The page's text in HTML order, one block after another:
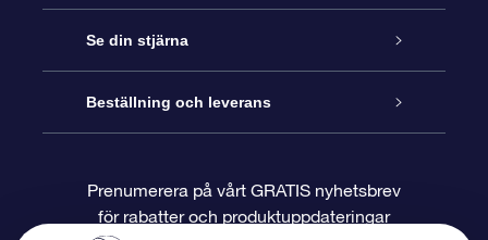
Kontakta oss
Blogg
Recensioner
Online-Stjärngåva
OSR Gåvopaket
OSR Presentkort
Se din stjärna
Stjärnregiste
Personlig Stjärnsida
Beställning och leverans
Betalningsinformation
Prenumerera på vårt GRATIS nyhetsbrev
för rabatter och produktuppdateringar